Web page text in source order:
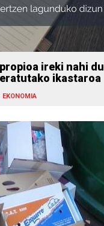
ireki nahi
ikastaroa
EKONOMIA